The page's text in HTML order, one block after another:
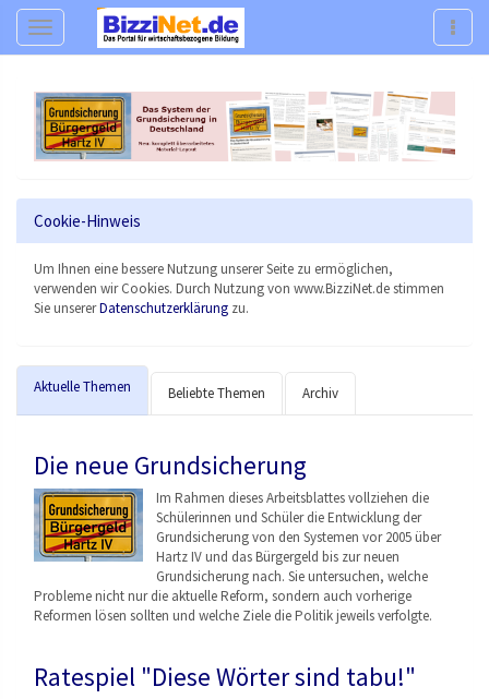
Navigation
Cookie-Hinweis
Um Ihnen eine bessere Nutzung unserer Seite zu ermöglichen,
verwenden wir Cookies. Durch Nutzung von www.BizziNet.de stimmen
Sie unsererDatenschutzerklärung zu.
Aktuelle Themen Beliebte Themen Archiv
Die neue Grundsicherung
Im Rahmen dieses Arbeitsblattes vollziehen die
Schülerinnen und Schüler die Entwicklung der
Grundsicherung von den Systemen vor 2005 über
Hartz IV und das Bürgergeld bis zur neuen
Grundsicherung nach. Sie untersuchen, welche
Probleme nicht nur die aktuelle Reform, sondern auch vorherige
Reformen lösen sollten und welche Ziele die Politik jeweils verfolgte.
Ratespiel "Diese Wörter sind tabu!"